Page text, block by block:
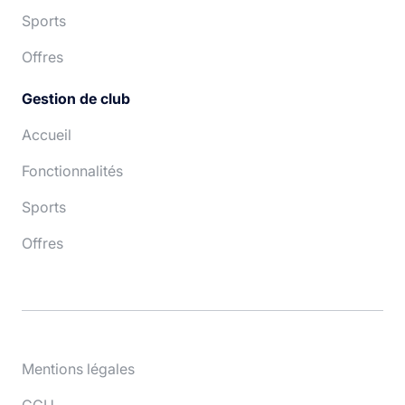
Sports
Offres
Gestion de club
Accueil
Fonctionnalités
Sports
Offres
Mentions légales